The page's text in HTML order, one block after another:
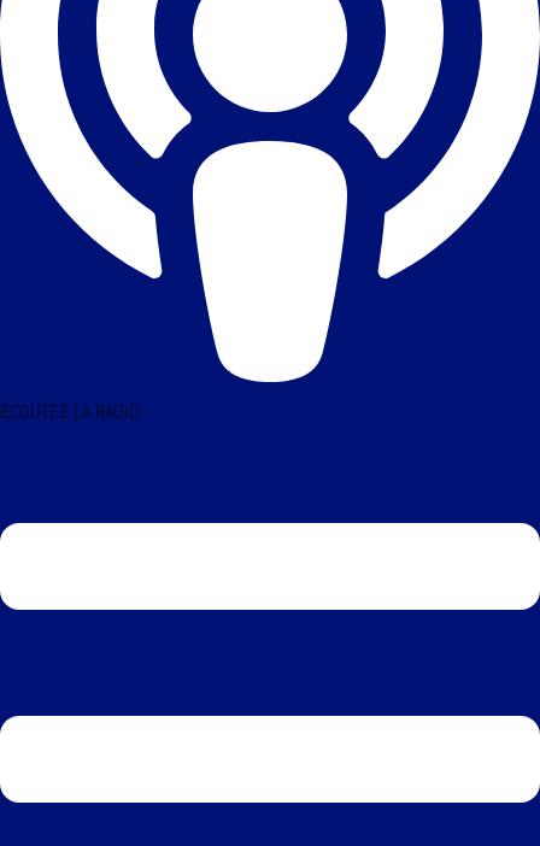
ÉCOUTEZ LA RADIO